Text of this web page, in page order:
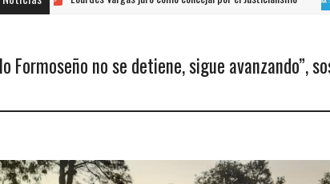
Formoseño no se detiene, sigue avanzando”,